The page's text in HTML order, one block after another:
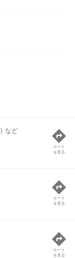
など
ルート
を見る
ルート
を見る
ルート
を見る